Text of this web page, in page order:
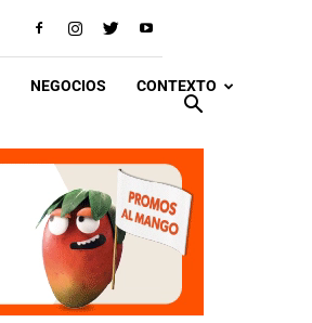
NEGOCIOS CONTEXTO